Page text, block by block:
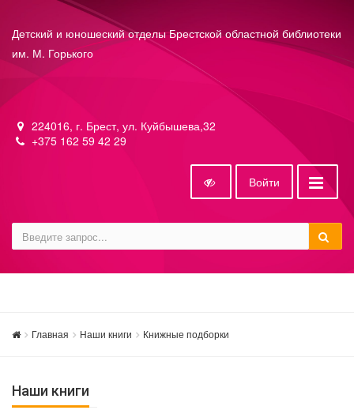
Детский и юношеский отделы Брестской областной библиотеки
им. М. Горького
224016, г. Брест, ул. Куйбышева,32
+375 162 59 42 29
Войти
Главная Наши книги Книжные подборки
Наши книги